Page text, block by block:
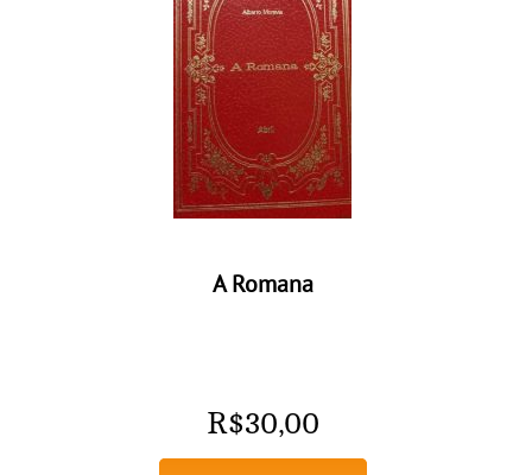
A Romana
R$30,00